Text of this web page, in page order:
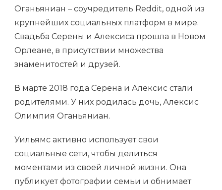
Оганьяниан – соучредитель Reddit, одной из
крупнейших социальных платформ в мире.
Свадьба Серены и Алексиса прошла в Новом
Орлеане, в присутствии множества
знаменитостей и друзей.
В марте 2018 года Серена и Алексис стали
родителями. У них родилась дочь, Алексис
Олимпия Оганьяниан.
Уильямс активно использует свои
социальные сети, чтобы делиться
моментами из своей личной жизни. Она
публикует фотографии семьи и обнимает